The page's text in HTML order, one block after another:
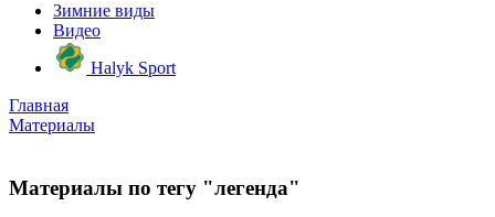
Зимние виды
Видео
Halyk Sport
Главная
Материалы
Материалы по тегу "легенда"